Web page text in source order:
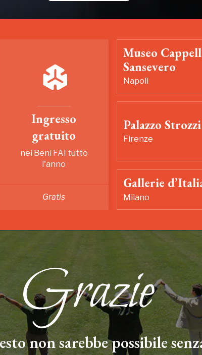
Ingresso
gratuito
nei Beni FAI tutto
l'anno
Gratis
Museo
Sansevero
Napoli
Palazzo Strozzi
Firenze
Gallerie
Milano
non sarebbe possibile